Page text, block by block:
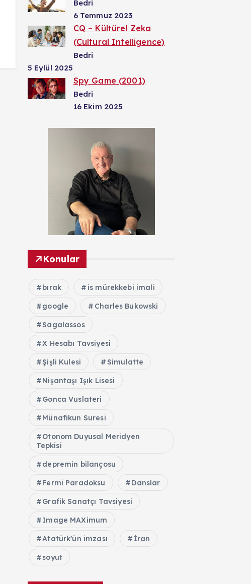
Bedri
6 Temmuz 2023
CQ – Kültürel Zeka
(Cultural Intelligence)
Bedri
5 Eylül 2025
Spy Game (2001)
Bedri
16 Ekim 2025
Konular
bırak is mürekkebi imali
google Charles Bukowski
Sagalassos
X Hesabı Tavsiyesi
Şişli Kulesi Simulatte
Nişantaşı Işık Lisesi
Gonca Vuslateri
Münafikun Suresi
Otonom Duyusal Meridyen
Tepkisi
depremin bilançosu
Fermi Paradoksu Danslar
Grafik Sanatçı Tavsiyesi
Image MAXimum
Atatürk'ün imzası İran
soyut